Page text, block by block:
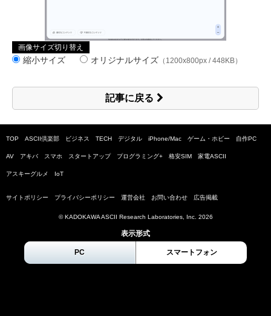
画像サイズ切り替え
縮小サイズ オリジナルサイズ （1200x800px / 448KB）
記事に戻る
TOP ASCII倶楽部 ビジネス TECH デジタル iPhone/Mac ゲーム・ホビー 自作PC
AV アキバ スマホ スタートアップ プログラミング+ 格安SIM 家電ASCII
アスキーグルメ IoT
サイトポリシー プライバシーポリシー 運営会社 お問い合わせ 広告掲載
© KADOKAWA ASCII Research Laboratories, Inc. 2026
表示形式
PC スマートフォン